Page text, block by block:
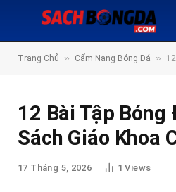
Trang Chủ » Cẩm Nang Bóng Đá » 12
12 Bài Tập Bóng
Sách Giáo Khoa
17 Tháng 5, 2026 1Views